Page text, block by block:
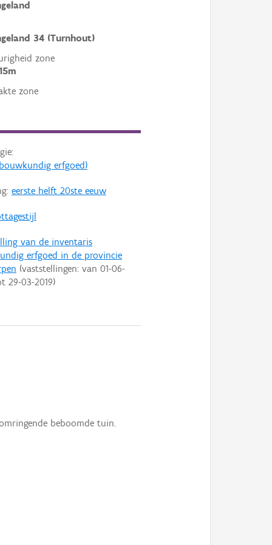
34 (Turnhout)
zone
zone
erfgoed)
eerste helft 20ste eeuw
van de inventaris
erfgoed in de provincie
(vaststellingen: van 01-06-
29-03-2019)
beboomde tuin.